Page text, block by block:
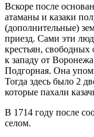
Вскоре после
атаманы и казаки
(дополнительные)
приезд. Сами эти
крестьян, свободных
к западу от
Подгорная. Она
Тогда здесь было 2
которые пахали
В 1714 году после
селом.